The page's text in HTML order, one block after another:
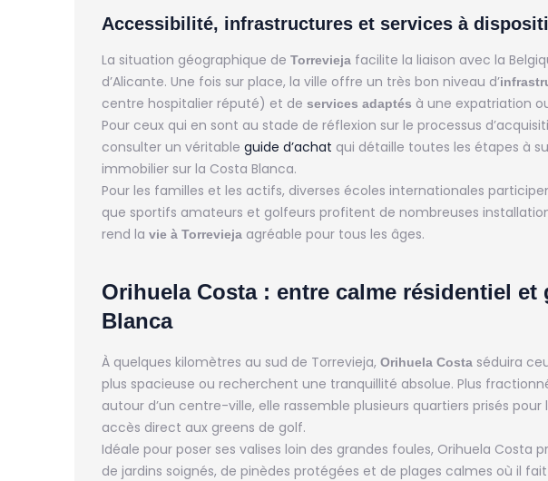
Accessibilité, infrastructures et services à
La situation géographique de Torrevieja facilite la liaison avec la
d’Alicante. Une fois sur place, la ville offre un très bon niveau d’
centre hospitalier réputé) et de services adaptés à une expatriation
Pour ceux qui en sont au stade de réflexion sur le processus
consulter un véritable guide d’achat qui détaille toutes les étapes à
immobilier sur la Costa Blanca.
Pour les familles et les actifs, diverses écoles internationales
que sportifs amateurs et golfeurs profitent de nombreuses
rend la vie à Torrevieja agréable pour tous les âges.
Orihuela Costa : entre calme résidentiel et
Blanca
À quelques kilomètres au sud de Torrevieja, Orihuela Costa séduira
plus spacieuse ou recherchent une tranquillité absolue. Plus
autour d’un centre-ville, elle rassemble plusieurs quartiers prisés pour
accès direct aux greens de golf.
Idéale pour poser ses valises loin des grandes foules, Orihuela Costa
de jardins soignés, de pinèdes protégées et de plages calmes où il